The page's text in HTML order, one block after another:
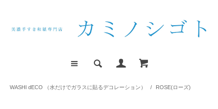
WASHI dECO （水だけでガラスに貼るデコレーション） / ROSE(ローズ)